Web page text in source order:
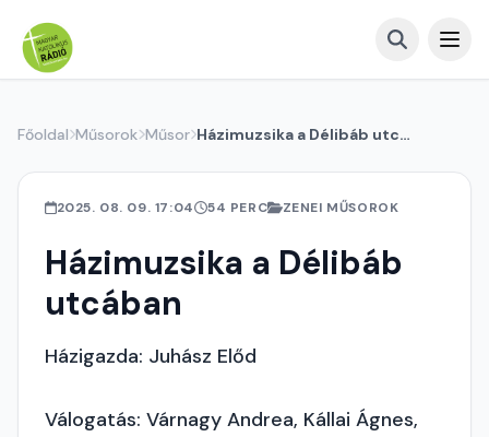
Főoldal Műsorok Műsor Házimuzsika a Délibáb utcában
2025. 08. 09. 17:04 54 PERC ZENEI MŰSOROK
Házimuzsika a Délibáb
utcában
Házigazda: Juhász Előd
Válogatás: Várnagy Andrea, Kállai Ágnes,